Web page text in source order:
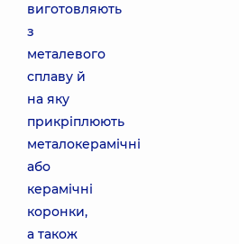
виготовляють
з
металевого
сплаву й
на яку
прикріплюють
металокерамічні
або
керамічні
коронки,
а також